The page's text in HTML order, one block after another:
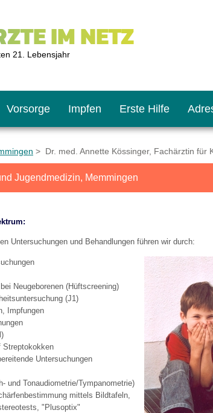
IM NETZ
21. Lebensjahr
Vorsorge Impfen Erste Hilfe
Bildschirmmediengebrauch
> Dr. med. Annette Kössinger, Fachärztin für
Jugendmedizin, Memmingen
Untersuchungen und Behandlungen führen wir durch:
Neugeborenen (Hüftscreening)
(J1)
Impfungen
Streptokokken
Untersuchungen
und Tonaudiometrie/Tympanometrie)
mittels Bildtafeln,
"Plusoptix"